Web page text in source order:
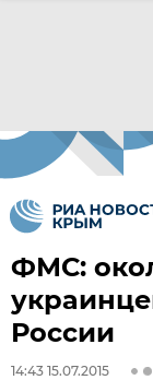
ФМС:
России
14:43 15.07.2015